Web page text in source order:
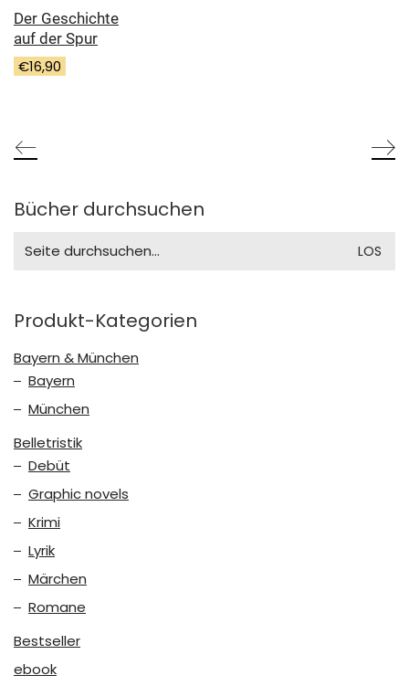
Der Geschichte
auf der Spur
€16,90
Bücher durchsuchen
for:
Produkt-Kategorien
Bayern & München
Bayern
München
Belletristik
Debüt
Graphic novels
Krimi
Lyrik
Märchen
Romane
Bestseller
ebook